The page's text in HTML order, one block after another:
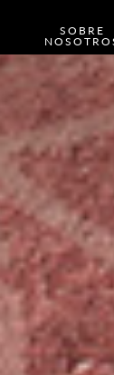
SOBRE